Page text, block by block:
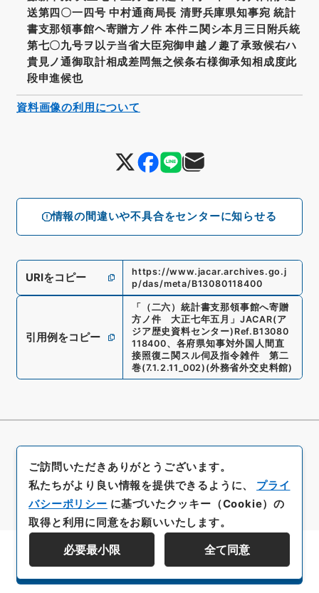
情報の間違いや不具合をセンターに知らせる
送第四〇一四号 中村通商局長 清野兵庫県知事宛 統計
書支那領事館ヘ寄贈方ノ件 本件ニ関シ本月三日附兵統
第七〇九号ヲ以テ当省大臣宛御申越ノ趣了承致候右ハ
貴見ノ通御取計相成差閊無之候条右様御承知相成度此
段申進候也
URIをコピー
https://www.jacar.archives.go.j
p/das/meta/B13080118400
引用例をコピー
「
（二六）統計書支那領事館へ寄贈
方ノ件 大正七年五月 」 JACAR(ア
ジア歴史資料センター) Ref. B13080
118400、 各府県知事対外国人間直
接照復ニ関スル伺及指令雑件 第二
巻(7.1.2.11_002) (外務省外交史料館)
資料画像の利用について
資料群階層を表示する
ご訪問いただきありがとうございます。
私たちがより良い情報を提供できるように、 プライ
バシーポリシー に基づいたクッキー（Cookie）の
取得と利用に同意をお願いいたします。
必要最小限 全て同意